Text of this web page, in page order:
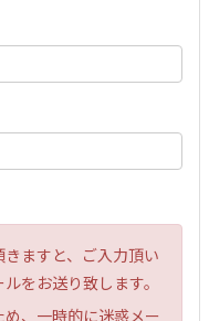
ますと、ご入力頂い
をお送り致します。
、一時的に迷惑メー